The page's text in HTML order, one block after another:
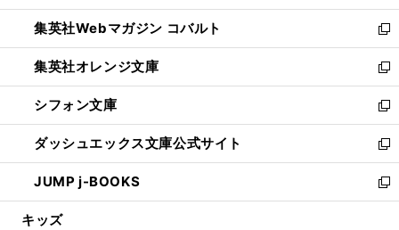
開
く
ウ
で
開
く
ン
ド
ウ
で
開
く
ウ
ィ
ン
ド
ウ
で
開
く
集英社Webマガジン コバルト
新
し
い
ウ
ィ
ン
ド
ウ
で
開
集英社オレンジ文庫
新
し
い
ウ
ィ
ン
ド
ウ
シフォン文庫
新
し
い
ウ
ィ
ン
ダッシュエックス文庫公式サイト
新
し
い
ウ
JUMP j-BOOKS
新
し
キッズ